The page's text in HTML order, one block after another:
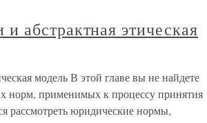
абстрактная этическая
модель В этой главе вы не найдете
норм, применимых к процессу принятия
рассмотреть юридические нормы,